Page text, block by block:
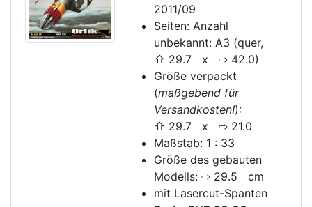
2011/09
Seiten: Anzahl
unbekannt: A3 (quer,
⇧ 29.7 x ⇨ 42.0)
Größe verpackt
(maßgebend für
Versandkosten!):
⇧ 29.7 x ⇨ 21.0
Maßstab: 1 : 33
Größe des gebauten
Modells: ⇨ 29.5 cm
mit Lasercut-Spanten